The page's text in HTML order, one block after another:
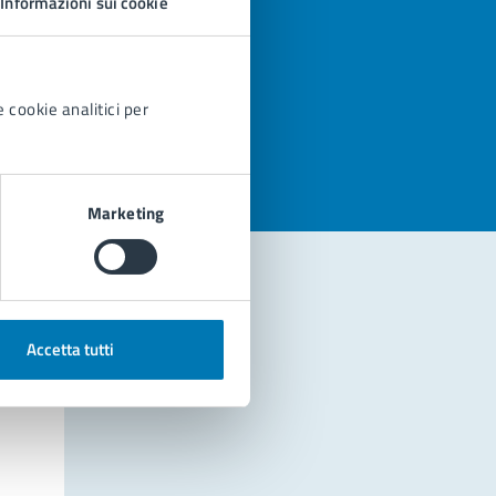
cookie analitici per
Marketing
Accetta tutti